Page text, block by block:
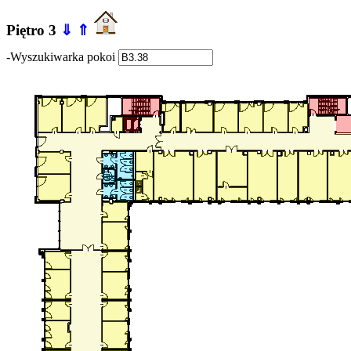
Piętro 3 ⇓ ⇑
-Wyszukiwarka pokoi